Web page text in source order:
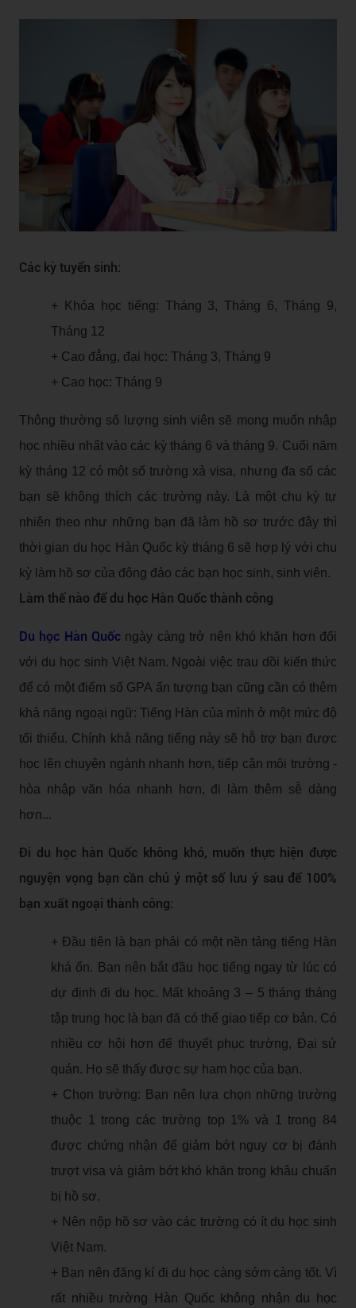
Các kỳ tuyển sinh:
+ Khóa học tiếng: Tháng 3, Tháng 6, Tháng 9,
Tháng 12
+ Cao đẳng, đại học: Tháng 3, Tháng 9
+ Cao học: Tháng 9
Thông thường số lượng sinh viên sẽ mong muốn nhập
học nhiều nhất vào các kỳ tháng 6 và tháng 9. Cuối năm
kỳ tháng 12 có một số trường xả visa, nhưng đa số các
bạn sẽ không thích các trường này. Là một chu kỳ tự
nhiên theo như những bạn đã làm hồ sơ trước đây thì
thời gian du học Hàn Quốc kỳ tháng 6 sẽ hợp lý với chu
kỳ làm hồ sơ của đông đảo các bạn học sinh, sinh viên.
Làm thế nào để du học Hàn Quốc thành công
Du học Hàn Quốc ngày càng trở nên khó khăn hơn đối
với du học sinh Việt Nam. Ngoài việc trau dồi kiến thức
để có một điểm số GPA ấn tượng bạn cũng cần có thêm
khả năng ngoại ngữ: Tiếng Hàn của mình ở một mức độ
tối thiểu. Chính khả năng tiếng này sẽ hỗ trợ bạn được
học lên chuyên ngành nhanh hơn, tiếp cận môi trường -
hòa nhập văn hóa nhanh hơn, đi làm thêm sễ dàng
hơn...
Đi du học hàn Quốc không khó, muốn thực hiện được
nguyện vọng bạn cần chú ý một số lưu ý sau để 100%
bạn xuất ngoại thành công:
+ Đầu tiên là bạn phải có một nền tảng tiếng Hàn
khá ổn. Bạn nên bắt đầu học tiếng ngay từ lúc có
dự định đi du học. Mất khoảng 3 – 5 tháng tháng
tập trung học là bạn đã có thể giao tiếp cơ bản. Có
nhiều cơ hội hơn để thuyết phục trường, Đại sứ
quán. Họ sẽ thấy được sự ham học của bạn.
+ Chọn trường: Bạn nên lựa chọn những trường
thuộc 1 trong các trường top 1% và 1 trong 84
được chứng nhận để giảm bớt nguy cơ bị đánh
trượt visa và giảm bớt khó khăn trong khâu chuẩn
bị hồ sơ.
+ Nên nộp hồ sơ vào các trường có ít du học sinh
Việt Nam.
+ Bạn nên đăng kí đi du học càng sớm càng tốt. Vì
rất nhiều trường Hàn Quốc không nhận du học